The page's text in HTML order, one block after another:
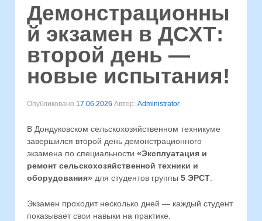
Демонстрационны
й экзамен в ДСХТ:
второй день —
новые испытания!
Опубликовано 17.06.2026 Автор: Administrator
В Дондуковском сельскохозяйственном техникуме
завершился второй день демонстрационного
экзамена по специальности «Эксплуатация и
ремонт сельскохозяйственной техники и
оборудования» для студентов группы 5 ЭРСТ
Экзамен проходит несколько дней — каждый студент
показывает свои навыки на практике.